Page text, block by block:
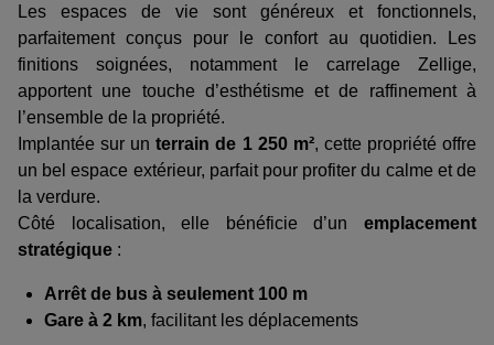
Les espaces de vie sont généreux et fonctionnels,
parfaitement conçus pour le confort au quotidien. Les
finitions soignées, notamment le carrelage Zellige,
apportent une touche d’esthétisme et de raffinement à
l’ensemble de la propriété.
Implantée sur unterrain de 1 250 m², cette propriété offre
un bel espace extérieur, parfait pour profiter du calme et de
la verdure.
Côté localisation, elle bénéficie d’un emplacement
stratégique :
Arrêt de bus à seulement 100 m
Gare à 2 km, facilitant les déplacements